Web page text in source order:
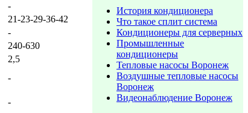
-
21-23-29-36-42
-
240-630
2,5
-
-
История кондиционера
Что такое сплит система
Кондиционеры для серверных
Промышленные
кондиционеры
Тепловые насосы Воронеж
Воздушные тепловые насосы
Воронеж
Видеонаблюдение Воронеж